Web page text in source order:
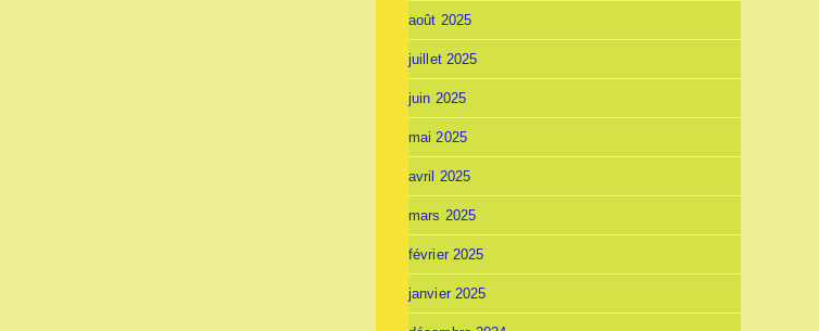
août 2025
juillet 2025
juin 2025
mai 2025
avril 2025
mars 2025
février 2025
janvier 2025